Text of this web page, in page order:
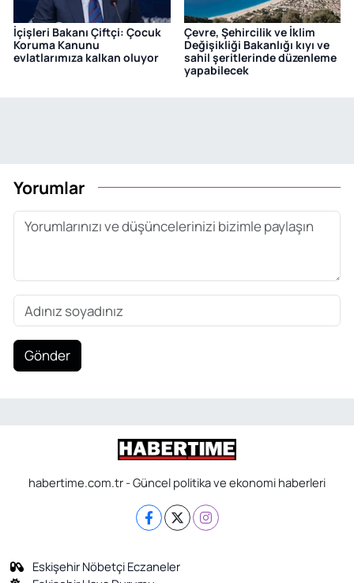
İçişleri Bakanı Çiftçi: Çocuk
Koruma Kanunu
evlatlarımıza kalkan oluyor
Çevre, Şehircilik ve İklim
Değişikliği Bakanlığı kıyı ve
sahil şeritlerinde düzenleme
yapabilecek
Yorumlar
Gönder
habertime.com.tr - Güncel politika ve ekonomi haberleri
Eskişehir Nöbetçi Eczaneler